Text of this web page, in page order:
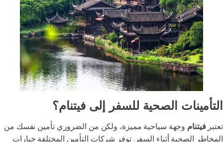
التأمينات الصحية للسفر إلى فيتنام؟
تعتبر فيتنام وجهة سياحية مميزة، ولكن من الضروري تأمين نفسك من
المخاطر الصحية أثناء السفر. توفر شركات التأمين المختلفة خيارات